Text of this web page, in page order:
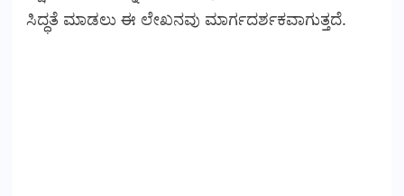
ಸಿದ್ಧತೆ ಮಾಡಲು ಈ ಲೇಖನವು ಮಾರ್ಗದರ್ಶಕವಾಗುತ್ತದೆ.